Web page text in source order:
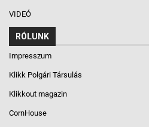
VIDEÓ
RÓLUNK
Impresszum
Klikk Polgári Társulás
Klikkout magazin
CornHouse